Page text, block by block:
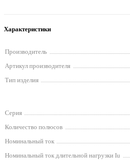
Характеристики
Производитель
Артикул производителя
Тип изделия
Серия
Количество полюсов
Номинальный ток
Номинальный ток длительной нагрузки Iu